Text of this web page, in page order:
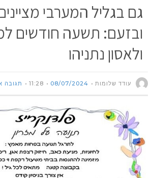
גם בגליל המערבי
ובזעם: תשעה חודשים
ולאסון נתניהו
עודד שלומות 08/07/2024
11:28 תגובה